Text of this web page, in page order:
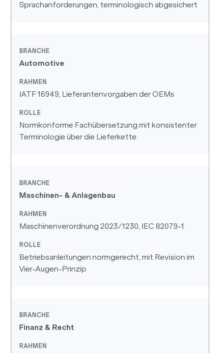
Sprachanforderungen, terminologisch abgesichert
Automotive
IATF 16949, Lieferantenvorgaben der OEMs
Normkonforme Fachübersetzung mit konsistenter
Terminologie über die Lieferkette
Maschinen- & Anlagenbau
Maschinenverordnung 2023/1230, IEC 82079-1
Betriebsanleitungen normgerecht, mit Revision im
Vier-Augen-Prinzip
Finanz & Recht